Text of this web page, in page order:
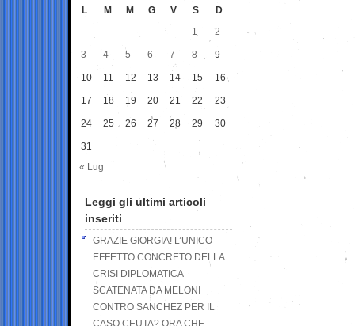
L M M G V S
D
1
2
3 4 5 6 7 8 9
10 11 12 13 14 15 16
17 18 19 20 21 22 23
24 25 26 27 28 29 30
31
« Lug
Leggi gli ultimi articoli
inseriti
GRAZIE GIORGIA! L’UNICO
EFFETTO CONCRETO DELLA
CRISI DIPLOMATICA
SCATENATA DA MELONI
CONTRO SANCHEZ PER IL
CASO CEUTA? ORA CHE